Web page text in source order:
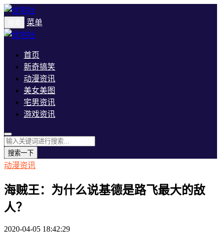
菜单
首页
新奇搞笑
动漫资讯
美女美图
宅男资讯
游戏资讯
搜索一下
动漫资讯
海贼王：为什么说基德是路飞最大的敌
人？
2020-04-05 18:42:29